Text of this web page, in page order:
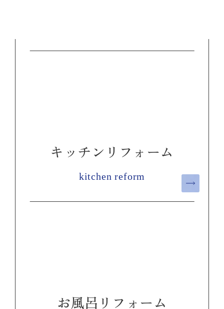
キッチンリフォーム
kitchen reform
お風呂リフォーム